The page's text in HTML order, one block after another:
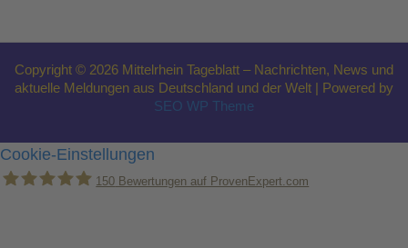
Copyright © 2026 Mittelrhein Tageblatt – Nachrichten, News und
aktuelle Meldungen aus Deutschland und der Welt | Powered by
SEO WP Theme
Cookie-Einstellungen
150 Bewertungen auf ProvenExpert.com